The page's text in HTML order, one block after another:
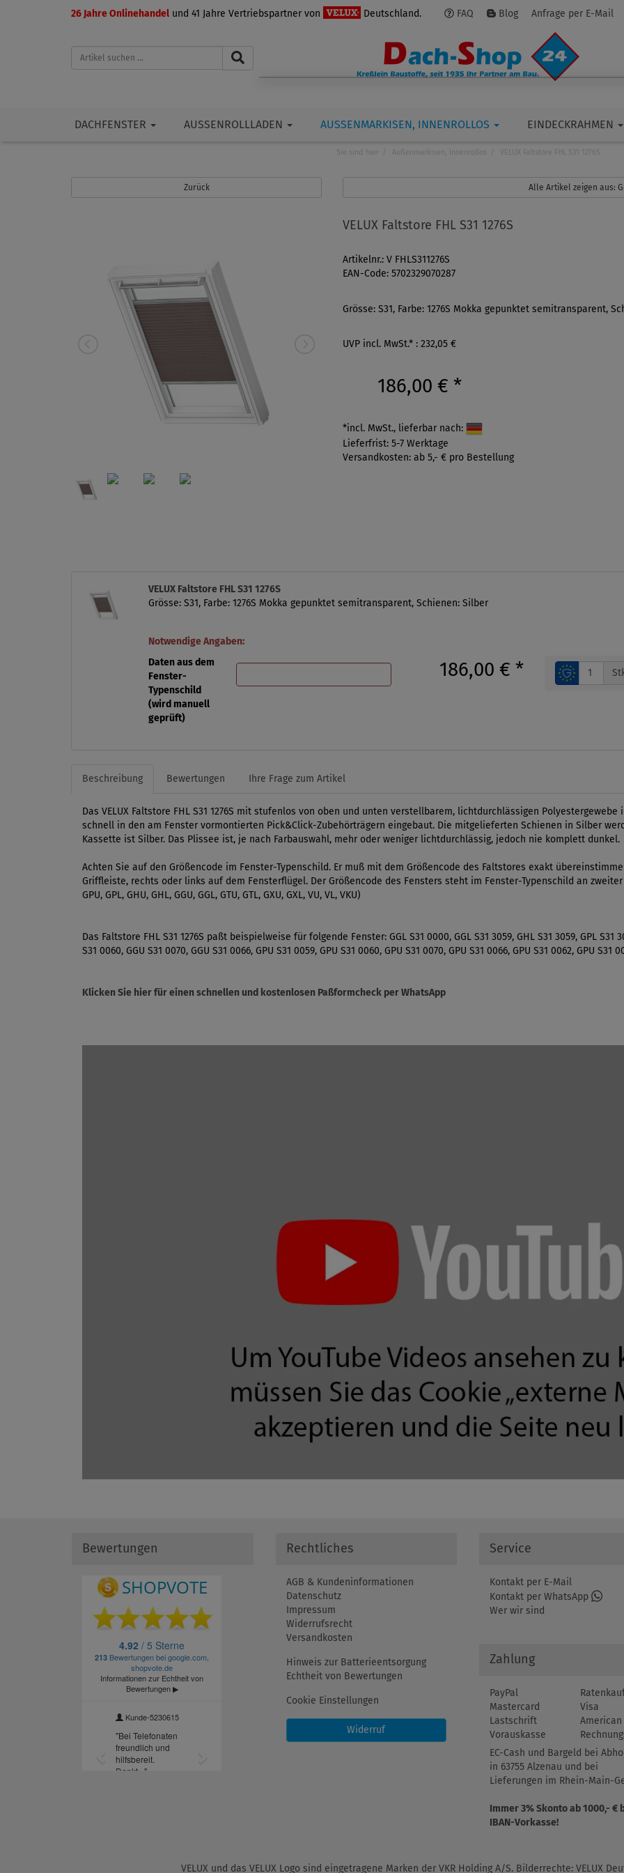
26 Jahre Onlinehandel und 41 Jahre Vertriebspartner von Deutschland. FAQ Blog Anfrage per E-Mail
DACHFENSTER AUSSENROLLLADEN AUSSENMARKISEN, INNENROLLOS EINDECKRAHMEN
Sie sind hier Außenmarkisen, Innenrollos VELUX Faltstore FHL S31 1276S
Zurück Alle Artikel zeigen aus:
VELUX Faltstore FHL S31 1276S
Artikelnr.: V FHLS311276S
EAN-Code: 5702329070287
Grösse: S31, Farbe: 1276S Mokka gepunktet semitransparent,
UVP incl. MwSt.* : 232,05 €
186,00 € *
*incl. MwSt., lieferbar nach:
Lieferfrist: 5-7 Werktage
Versandkosten: ab 5,- € pro Bestellung
VELUX Faltstore FHL S31 1276S
Grösse: S31, Farbe: 1276S Mokka gepunktet semitransparent, Schienen: Silber
Notwendige Angaben:
Daten aus dem
Fenster-
Typenschild
(wird manuell
geprüft)
186,00 € *
Beschreibung Bewertungen Ihre Frage zum Artikel
Das VELUX Faltstore FHL S31 1276S mit stufenlos von oben und unten verstellbarem, lichtdurchlässigen
schnell in den am Fenster vormontierten Pick&Click-Zubehörträgern eingebaut. Die mitgelieferten Schienen in Silber
Kassette ist Silber. Das Plissee ist, je nach Farbauswahl, mehr oder weniger lichtdurchlässig, jedoch nie komplett dunkel.
Achten Sie auf den Größencode im Fenster-Typenschild. Er muß mit dem Größencode des Faltstores exakt
Griffleiste, rechts oder links auf dem Fensterflügel. Der Größencode des Fensters steht im Fenster-Typenschild an
GPU, GPL, GHU, GHL, GGU, GGL, GTU, GTL, GXU, GXL, VU, VL, VKU)
Das Faltstore FHL S31 1276S paßt beispielweise für folgende Fenster: GGL S31 0000, GGL S31 3059, GHL S31 3059, GPL S31
S31 0060, GGU S31 0070, GGU S31 0066, GPU S31 0059, GPU S31 0060, GPU S31 0070, GPU S31 0066, GPU S31 0062, GPU S31
Klicken Sie hier für einen schnellen und kostenlosen Paßformcheck per WhatsApp
Bewertungen Rechtliches
AGB & Kundeninformationen
Datenschutz
Impressum
Widerrufsrecht
Versandkosten
Hinweis zur Batterieentsorgung
Echtheit von Bewertungen
Cookie Einstellungen
Widerruf
Service
Kontakt per E-Mail
Kontakt per WhatsApp
Wer wir sind
Zahlung
PayPal
Mastercard
Visa
Lastschrift
American
Vorauskasse
EC-Cash und Bargeld bei
in 63755 Alzenau und bei
Lieferungen im Rhein-Main-
Immer 3% Skonto ab 1000,- €
IBAN-Vorkasse!
VELUX und das VELUX Logo sind eingetragene Marken der VKR Holding A/S. Bilderrechte: VELUX